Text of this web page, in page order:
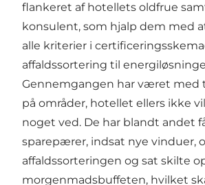
flankeret af hotellets oldfrue
konsulent, som hjalp dem med
alle kriterier i
affaldssortering til
Gennemgangen har været med
på områder, hotellet ellers ikke
noget ved. De har blandt andet
sparepærer, indsat nye vinduer,
affaldssorteringen og sat skilte
morgenmadsbuffeten, hvilket